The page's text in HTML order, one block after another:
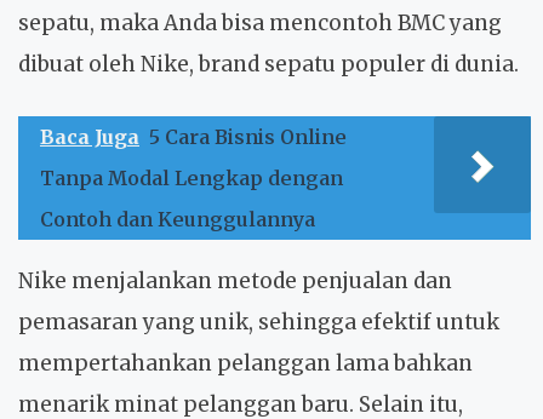
sepatu, maka Anda bisa mencontoh BMC yang
dibuat oleh Nike, brand sepatu populer di dunia.
Baca Juga 5 Cara Bisnis Online
Tanpa Modal Lengkap dengan
Contoh dan Keunggulannya
Nike menjalankan metode penjualan dan
pemasaran yang unik, sehingga efektif untuk
mempertahankan pelanggan lama bahkan
menarik minat pelanggan baru. Selain itu,